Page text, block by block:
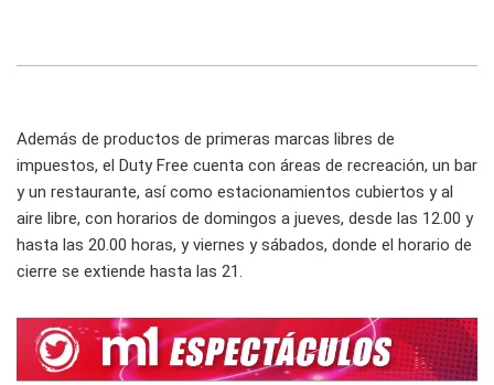
Además de productos de primeras marcas libres de
impuestos, el Duty Free cuenta con áreas de recreación, un bar
y un restaurante, así como estacionamientos cubiertos y al
aire libre, con horarios de domingos a jueves, desde las 12.00 y
hasta las 20.00 horas, y viernes y sábados, donde el horario de
cierre se extiende hasta las 21.